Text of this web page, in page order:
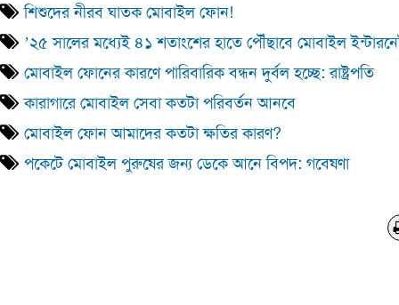
শিশুদের নীরব ঘাতক মোবাইল ফোন!
’২৫ সালের মধ্যেই ৪১ শতাংশের হাতে পৌঁছাবে মোবাইল
মোবাইল ফোনের কারণে পারিবারিক বন্ধন দুর্বল হচ্ছে: রাষ্ট্রপতি
কারাগারে মোবাইল সেবা কতটা পরিবর্তন আনবে
মোবাইল ফোন আমাদের কতটা ক্ষতির কারণ?
পকেটে মোবাইল পুরুষের জন্য ডেকে আনে বিপদ: গবেষণা